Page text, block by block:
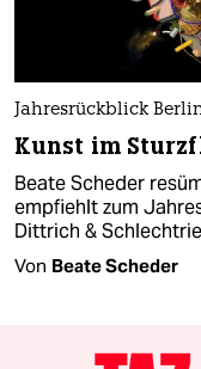
Jahresrückblick
Kunst im
Beate Scheder
empfiehlt zum
Dittrich &
Von Beate Scheder